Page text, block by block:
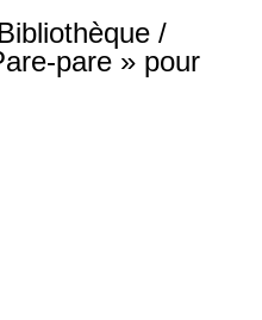
/
pare » pour